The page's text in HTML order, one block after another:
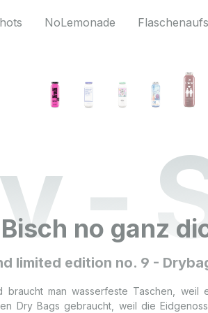
NoLemonade
-
no ganz
limited edition no. 9 -
braucht man wasserfeste Taschen,
Dry Bags gebraucht, weil die